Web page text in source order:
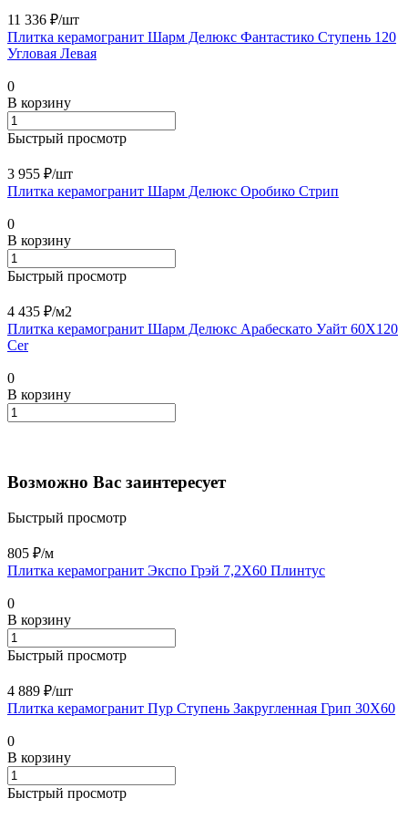
11 336 ₽/шт
Плитка керамогранит Шарм Делюкс Фантастико Ступень 120
Угловая Левая
0
В корзину
Быстрый просмотр
3 955 ₽/шт
Плитка керамогранит Шарм Делюкс Оробико Стрип
0
В корзину
Быстрый просмотр
4 435 ₽/м2
Плитка керамогранит Шарм Делюкс Арабескато Уайт 60X120
Cer
0
В корзину
Возможно Вас заинтересует
Быстрый просмотр
805 ₽/м
Плитка керамогранит Экспо Грэй 7,2X60 Плинтус
0
В корзину
Быстрый просмотр
4 889 ₽/шт
Плитка керамогранит Пур Ступень Закругленная Грип 30X60
0
В корзину
Быстрый просмотр